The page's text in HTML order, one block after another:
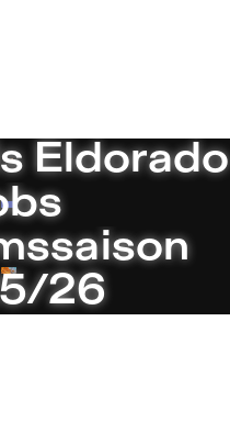
Eldorado
26